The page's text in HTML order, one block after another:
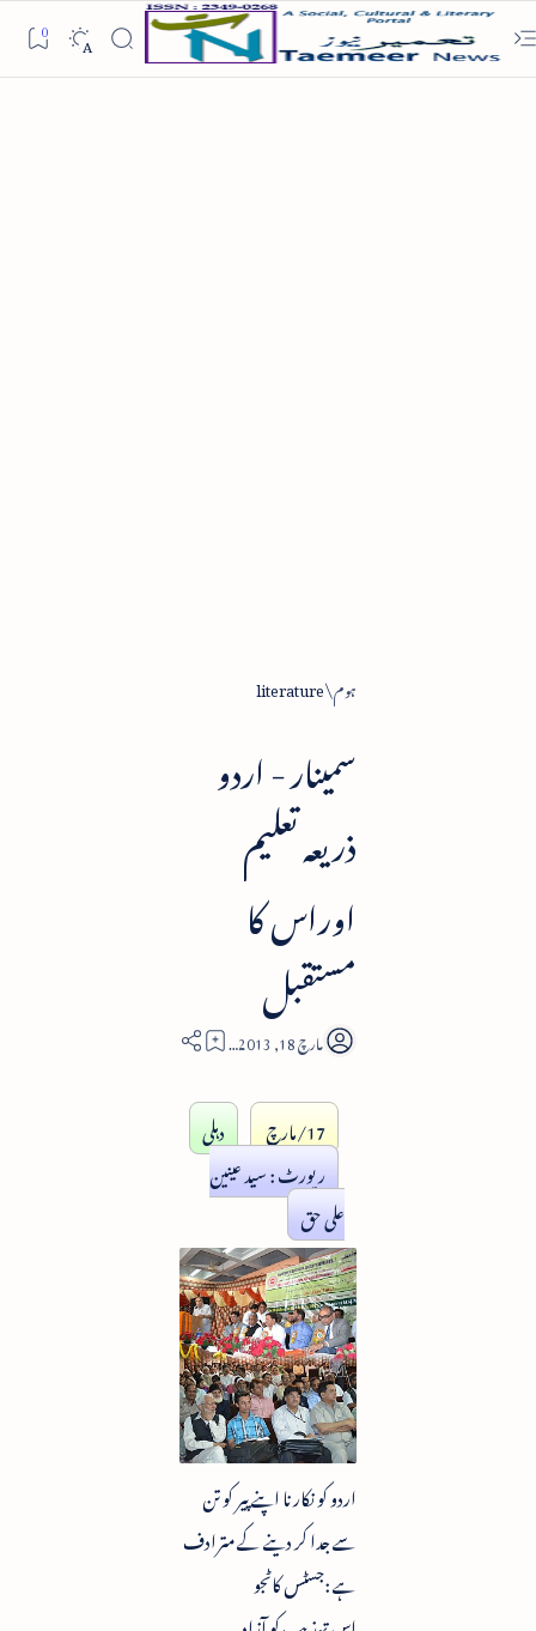
ہوم literature
سمینار - اردو
ذریعہ تعلیم
اوراس کا
مستقبل
5
17/مارچ
دہلی
رپورٹ : سید عینین
علی حق
اردو کو نکارنا اپنے پیر کو تن
سے جدا کر دینے کے مترادف
ہے :جسٹس کاٹجو